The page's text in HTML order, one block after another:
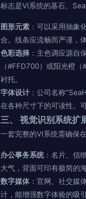
标志是VI系统的基石。
图形元素 ：可以采用抽象
合。线条应流畅而严谨，
色彩选择 ：主色调应源自
（#FFD700）或阳光橙
衬托。
字体设计 ：公司名称
在各种尺寸下的可读性。
三、 视觉识别系统扩
一套完整的VI系统需确保
办公事务系统：名片、信
大气，背面可印有极简的
数字媒体：官网、社交媒
计，能增强数字体验的吸引